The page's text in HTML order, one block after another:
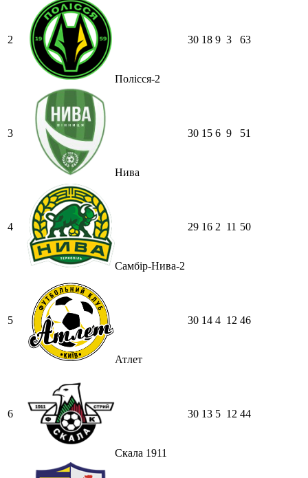
2
Полісся-2
30 18 9 3 63
3
Нива
30 15 6 9 51
4
Самбір-Нива-2
29 16 2 11 50
5
Атлет
30 14 4 12 46
6
Скала 1911
30 13 5 12 44